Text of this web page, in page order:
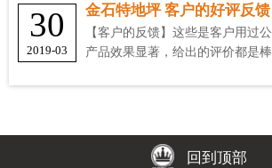
30
2019-03
金石特地坪 客户的好评反馈
【客户的反馈】这些是客户用过
产品效果显著，给出的评价都是
回到顶部